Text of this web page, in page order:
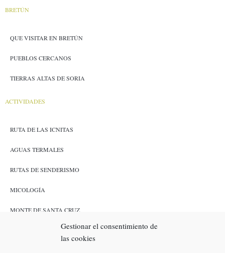
Gestionar el consentimiento de
las cookies
BRETÚN
QUE VISITAR EN BRETÚN
PUEBLOS CERCANOS
TIERRAS ALTAS DE SORIA
ACTIVIDADES
RUTA DE LAS ICNITAS
AGUAS TERMALES
RUTAS DE SENDERISMO
MICOLOGÍA
MONTE DE SANTA CRUZ